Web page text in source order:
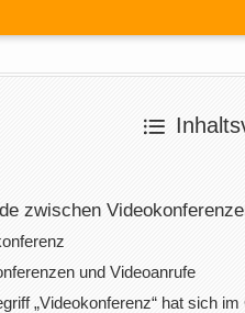
zwischen
und Videoanrufe
„Videokonferenz“ hat sich